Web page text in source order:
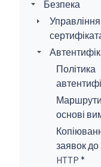
Безпека
Управління
Політика
основі
заявок до
HTTP *